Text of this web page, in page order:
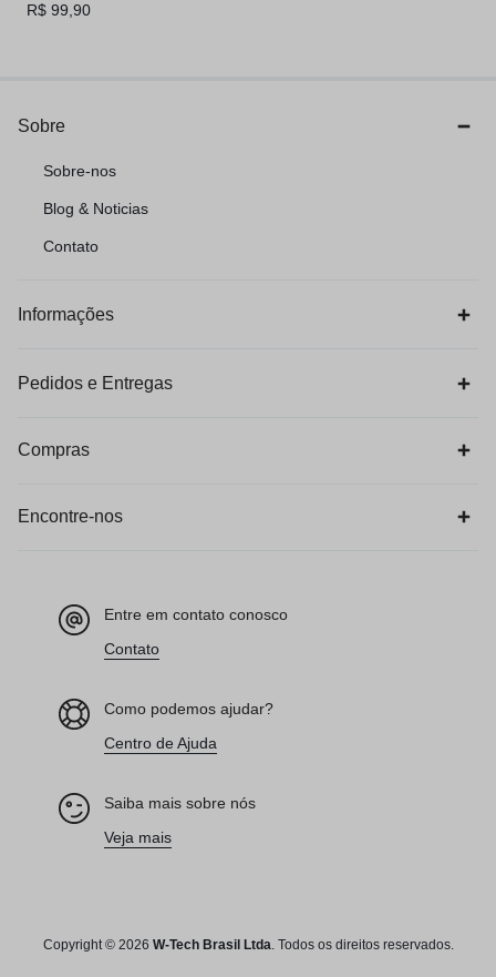
R$ 99,90
Sobre
Sobre-nos
Blog & Noticias
Contato
Informações
Pedidos e Entregas
Compras
Encontre-nos
Entre em contato conosco
Contato
Como podemos ajudar?
Centro de Ajuda
Saiba mais sobre nós
Veja mais
Copyright © 2026 W-Tech Brasil Ltda. Todos os direitos reservados.